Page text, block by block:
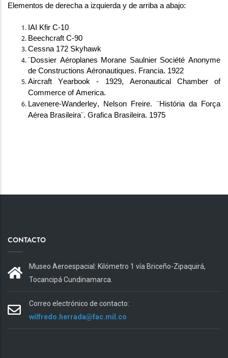
Elementos de derecha a izquierda y de arriba a abajo:
IAI Kfir C-10
Beechcraft C-90
Cessna 172 Skyhawk
¨Dossier Aéroplanes Morane Saulnier Société Anonyme
de Constructions Aéronautiques. Francia. 1922
Aircraft
Yearbook - 1929, Aeronautical Chamber
of
Commerce of America.
Lavenere-Wanderley, Nelson Freire. ¨História da Força
Aérea Brasileira¨. Grafica Brasileira. 1975
CONTACTO
Museo Aeroespacial: Kilómetro 1 vía Briceño-Zipaquirá,
Tocancipá Cundinamarca.
Correo electrónico de contacto:
wilfredo.herrada@fac.mil.co